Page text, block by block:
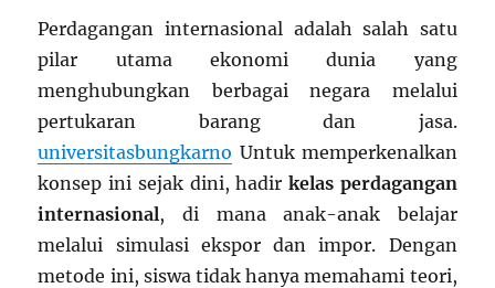
Perdagangan internasional adalah salah satu
pilar utama ekonomi dunia yang
menghubungkan berbagai negara melalui
pertukaran barang dan jasa.
universitasbungkarno Untuk memperkenalkan
konsep ini sejak dini, hadir kelas perdagangan
internasional, di mana anak-anak belajar
melalui simulasi ekspor dan impor. Dengan
metode ini, siswa tidak hanya memahami teori,